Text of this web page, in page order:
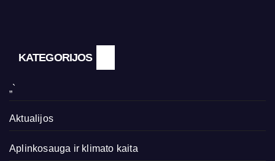
KATEGORIJOS
„`
Aktualijos
Aplinkosauga ir klimato kaita